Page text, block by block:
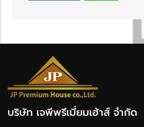
บริษัท เจพีพรีเมี่ยมเฮ้าส์ จำกัด